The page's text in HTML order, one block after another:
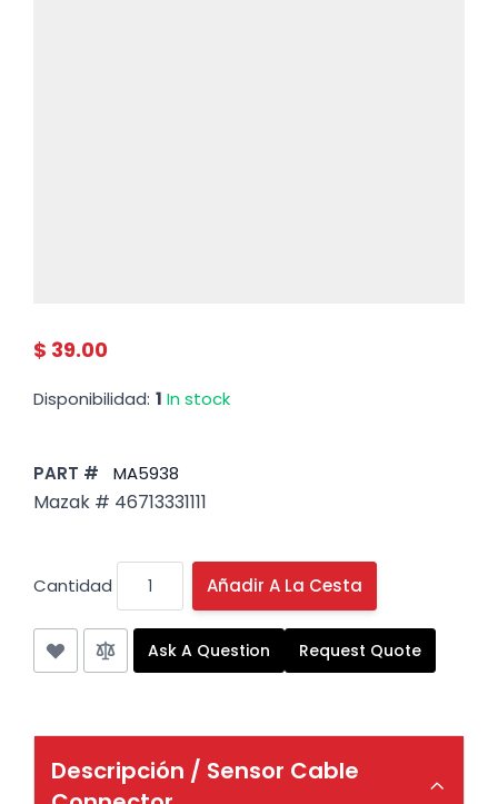
$ 39.00
Disponibilidad: 1 In stock
PART # MA5938
Mazak # 46713331111
Cantidad Añadir A La Cesta
Ask A Question Request Quote
Descripción / Sensor Cable